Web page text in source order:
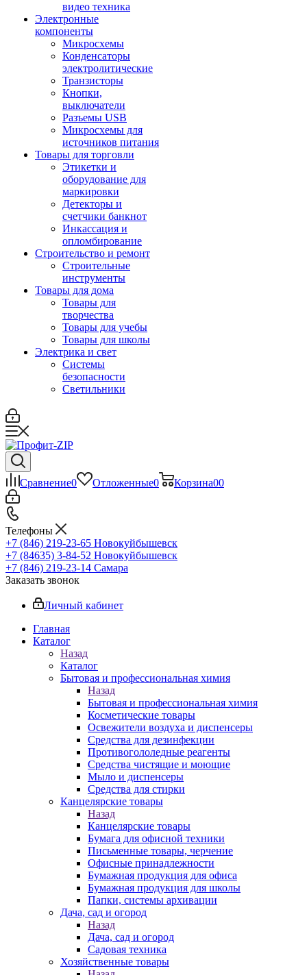
видео техника
Электронные
компоненты
Микросхемы
Конденсаторы
электролитические
Транзисторы
Кнопки,
выключатели
Разъемы USB
Микросхемы для
источников питания
Товары для торговли
Этикетки и
оборудование для
маркировки
Детекторы и
счетчики банкнот
Инкассация и
опломбирование
Строительство и ремонт
Строительные
инструменты
Товары для дома
Товары для
творчества
Товары для учебы
Товары для школы
Электрика и свет
Системы
безопасности
Светильники
Сравнение0 Отложенные0 Корзина00
Телефоны
+7 (846) 219-23-65 Новокуйбышевск
+7 (84635) 3-84-52 Новокуйбышевск
+7 (846) 219-23-14 Самара
Заказать звонок
Личный кабинет
Главная
Каталог
Назад
Каталог
Бытовая и профессиональная химия
Назад
Бытовая и профессиональная химия
Косметические товары
Освежители воздуха и диспенсеры
Средства для дезинфекции
Противогололедные реагенты
Средства чистящие и моющие
Мыло и диспенсеры
Средства для стирки
Канцелярские товары
Назад
Канцелярские товары
Бумага для офисной техники
Письменные товары, черчение
Офисные принадлежности
Бумажная продукция для офиса
Бумажная продукция для школы
Папки, системы архивации
Дача, сад и огород
Назад
Дача, сад и огород
Садовая техника
Хозяйственные товары